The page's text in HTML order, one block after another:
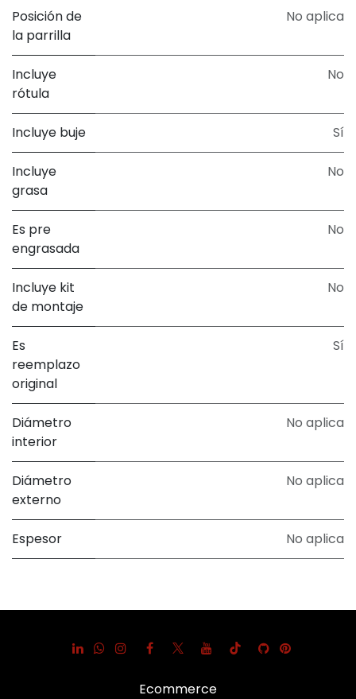
Posición de
la parrilla
No aplica
Incluye
rótula
No
Incluye buje Sí
Incluye
grasa
No
Es pre
engrasada
No
Incluye kit
de montaje
No
Es
reemplazo
original
Sí
Diámetro
interior
No aplica
Diámetro
externo
No aplica
Espesor No aplica
Ecommerce